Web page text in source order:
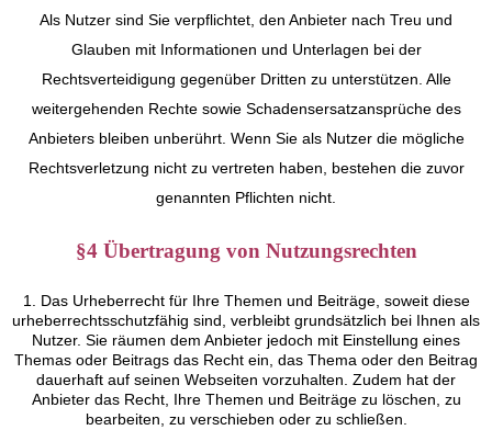
Als Nutzer sind Sie verpflichtet, den Anbieter nach Treu und
Glauben mit Informationen und Unterlagen bei der
Rechtsverteidigung gegenüber Dritten zu unterstützen. Alle
weitergehenden Rechte sowie Schadensersatzansprüche des
Anbieters bleiben unberührt. Wenn Sie als Nutzer die mögliche
Rechtsverletzung nicht zu vertreten haben, bestehen die zuvor
genannten Pflichten nicht.
§4 Übertragung von Nutzungsrechten
1. Das Urheberrecht für Ihre Themen und Beiträge, soweit diese
urheberrechtsschutzfähig sind, verbleibt grundsätzlich bei Ihnen als
Nutzer. Sie räumen dem Anbieter jedoch mit Einstellung eines
Themas oder Beitrags das Recht ein, das Thema oder den Beitrag
dauerhaft auf seinen Webseiten vorzuhalten. Zudem hat der
Anbieter das Recht, Ihre Themen und Beiträge zu löschen, zu
bearbeiten, zu verschieben oder zu schließen.